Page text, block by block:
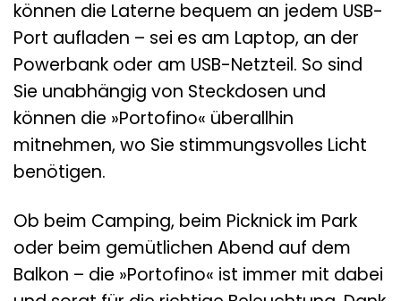
können die Laterne bequem an jedem USB-
Port aufladen – sei es am Laptop, an der
Powerbank oder am USB-Netzteil. So sind
Sie unabhängig von Steckdosen und
können die »Portofino« überallhin
mitnehmen, wo Sie stimmungsvolles Licht
benötigen.
Ob beim Camping, beim Picknick im Park
oder beim gemütlichen Abend auf dem
Balkon – die »Portofino« ist immer mit dabei